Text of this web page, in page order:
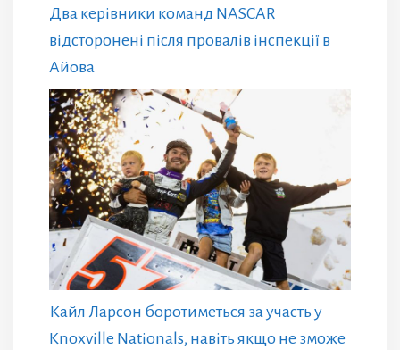
Два керівники команд NASCAR
відсторонені після провалів інспекції в
Айова
Кайл Ларсон боротиметься за участь у
Knoxville Nationals, навіть якщо не зможе